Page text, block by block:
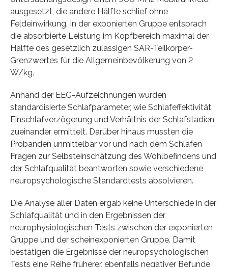
ausgesetzt, die andere Hälfte schlief ohne
Feldeinwirkung. In der exponierten Gruppe entsprach
die absorbierte Leistung im Kopfbereich maximal der
Hälfte des gesetzlich zulässigen SAR-Teilkörper-
Grenzwertes für die Allgemeinbevölkerung von 2
W/kg.
Anhand der EEG-Aufzeichnungen wurden
standardisierte Schlafparameter, wie Schlafeffektivität,
Einschlafverzögerung und Verhältnis der Schlafstadien
zueinander ermittelt. Darüber hinaus mussten die
Probanden unmittelbar vor und nach dem Schlafen
Fragen zur Selbsteinschätzung des Wohlbefindens und
der Schlafqualität beantworten sowie verschiedene
neuropsychologische Standardtests absolvieren.
Die Analyse aller Daten ergab keine Unterschiede in der
Schlafqualität und in den Ergebnissen der
neurophysiologischen Tests zwischen der exponierten
Gruppe und der scheinexponierten Gruppe. Damit
bestätigen die Ergebnisse der neuropsychologischen
Tests eine Reihe früherer, ebenfalls negativer Befunde